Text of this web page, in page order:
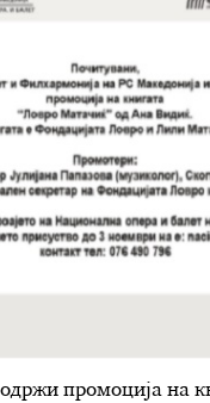
промоција на